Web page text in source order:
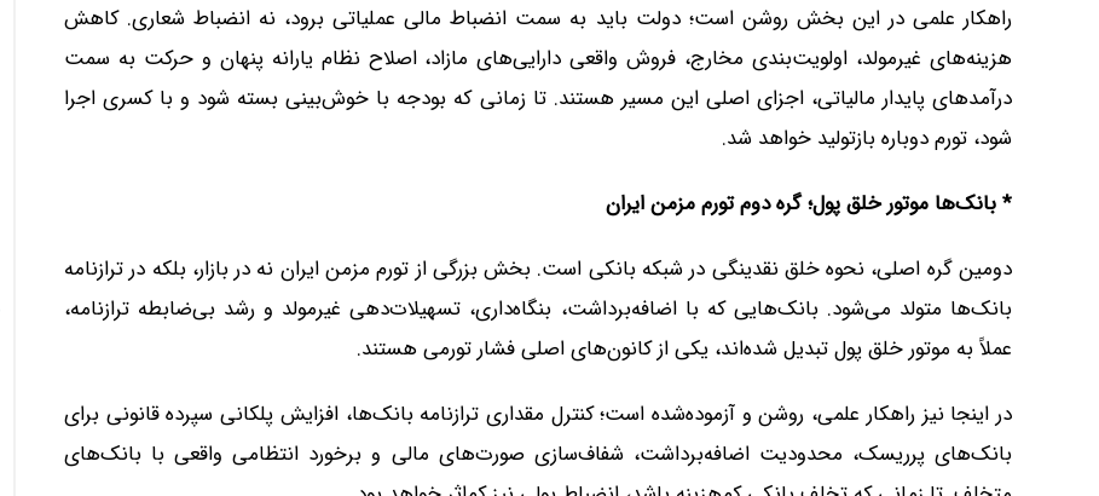
راهکار علمی در این بخش روشن است؛ دولت باید به سمت انضباط مالی عملیاتی برود، نه انضباط شعاری. کاهش
هزینه‌های غیرمولد، اولویت‌بندی مخارج، فروش واقعی دارایی‌های مازاد، اصلاح نظام یارانه پنهان و حرکت به سمت
درآمدهای پایدار مالیاتی، اجزای اصلی این مسیر هستند. تا زمانی که بودجه با خوش‌بینی بسته شود و با کسری اجرا
شود، تورم دوباره بازتولید خواهد شد.
*بانک‌ها موتور خلق پول؛ گره دوم تورم مزمن ایران
دومین گره اصلی، نحوه خلق نقدینگی در شبکه بانکی است. بخش بزرگی از تورم مزمن ایران نه در بازار، بلکه در ترازنامه
بانک‌ها متولد می‌شود. بانک‌هایی که با اضافه‌برداشت، بنگاه‌داری، تسهیلات‌دهی غیرمولد و رشد بی‌ضابطه ترازنامه،
عملاً به موتور خلق پول تبدیل شده‌اند، یکی از کانون‌های اصلی فشار تورمی هستند.
در اینجا نیز راهکار علمی، روشن و آزموده‌شده است؛ کنترل مقداری ترازنامه بانک‌ها، افزایش پلکانی سپرده قانونی برای
بانک‌های پرریسک، محدودیت اضافه‌برداشت، شفاف‌سازی صورت‌های مالی و برخورد انتظامی واقعی با بانک‌های